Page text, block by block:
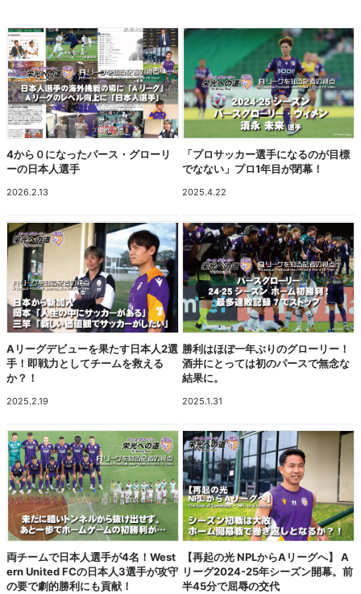
4から０になったパース・グローリ
ーの日本人選手
2026.2.13
「プロサッカー選手になるのが目標
でなない」プロ1年目が閉幕！
2025.4.22
Aリーグデビューを果たす日本人2選
手！即戦力としてチームを救える
か？！
2025.2.19
勝利はほぼ一年ぶりのグローリー！
酒井にとっては初のパースで無念な
結果に。
2025.1.31
両チームで日本人選手が4名！West
ern United FCの日本人3選手が攻守
の要で劇的勝利にも貢献！
【再起の光 NPLからAリーグへ】 A
リーグ2024-25年シーズン開幕。前
半45分で屈辱の交代